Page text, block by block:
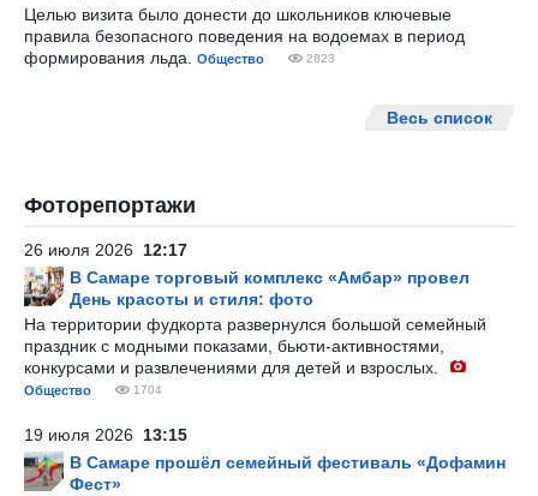
Целью визита было донести до школьников ключевые
правила безопасного поведения на водоемах в период
формирования льда.
Общество 2823
Весь список
Фоторепортажи
26 июля 2026 12:17
В Самаре торговый комплекс «Амбар» провел
День красоты и стиля: фото
На территории фудкорта развернулся большой семейный
праздник с модными показами, бьюти-активностями,
конкурсами и развлечениями для детей и взрослых.
Общество 1704
19 июля 2026 13:15
В Самаре прошёл семейный фестиваль «Дофамин
Фест»